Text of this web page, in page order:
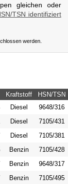
gleichen oder
TSN identifiziert
werden.
Kraftstoff
HSN/TSN
Diesel
9648/316
Diesel
7105/431
Diesel
7105/381
Benzin
7105/428
Benzin
9648/317
Benzin 7105/495